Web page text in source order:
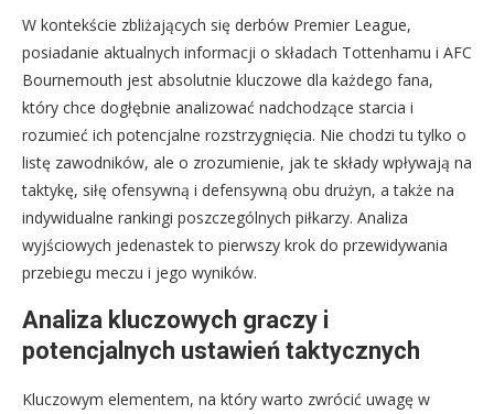
W kontekście zbliżających się derbów Premier League,
posiadanie aktualnych informacji o składach Tottenhamu i AFC
Bournemouth jest absolutnie kluczowe dla każdego fana,
który chce dogłębnie analizować nadchodzące starcia i
rozumieć ich potencjalne rozstrzygnięcia. Nie chodzi tu tylko o
listę zawodników, ale o zrozumienie, jak te składy wpływają na
taktykę, siłę ofensywną i defensywną obu drużyn, a także na
indywidualne rankingi poszczególnych piłkarzy. Analiza
wyjściowych jedenastek to pierwszy krok do przewidywania
przebiegu meczu i jego wyników.
Analiza kluczowych graczy i
potencjalnych ustawień taktycznych
Kluczowym elementem, na który warto zwrócić uwagę w